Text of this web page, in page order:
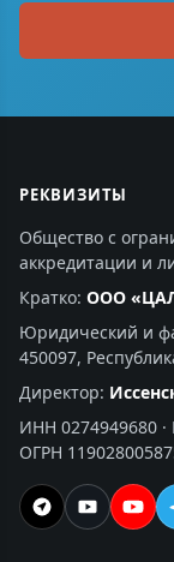
РЕКВИЗИТЫ
Общество с
аккредитации и
Кратко: ООО
Юридический и
450097,
Директор:
ИНН 0274949680 ·
ОГРН